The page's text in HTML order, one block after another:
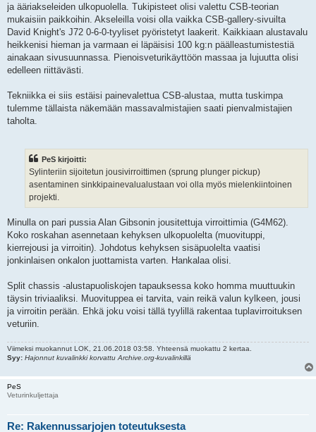
ja ääriakseleiden ulkopuolella. Tukipisteet olisi valettu CSB-teorian
mukaisiin paikkoihin. Akseleilla voisi olla vaikka CSB-gallery-sivuilta
David Knight's J72 0-6-0-tyyliset pyöristetyt laakerit. Kaikkiaan alustavalu
heikkenisi hieman ja varmaan ei läpäisisi 100 kg:n päälleastumistestiä
ainakaan sivusuunnassa. Pienoisveturikäyttöön massaa ja lujuutta olisi
edelleen riittävästi.
Tekniikka ei siis estäisi painevalettua CSB-alustaa, mutta tuskimpa
tulemme tällaista näkemään massavalmistajien saati pienvalmistajien
taholta.
PeS kirjoitti:
Sylinteriin sijoitetun jousivirroittimen (sprung plunger pickup)
asentaminen sinkkipainevalualustaan voi olla myös mielenkiintoinen
projekti.
Minulla on pari pussia Alan Gibsonin jousitettuja virroittimia (G4M62).
Koko roskahan asennetaan kehyksen ulkopuolelta (muovituppi,
kierrejousi ja virroitin). Johdotus kehyksen sisäpuolelta vaatisi
jonkinlaisen onkalon juottamista varten. Hankalaa olisi.
Split chassis -alustapuoliskojen tapauksessa koko homma muuttuukin
täysin triviaaliksi. Muovituppea ei tarvita, vain reikä valun kylkeen, jousi
ja virroitin perään. Ehkä joku voisi tällä tyylillä rakentaa tuplavirroituksen
veturiin.
Viimeksi muokannut LOK, 21.06.2018 03:58. Yhteensä muokattu 2 kertaa.
Syy: Hajonnut kuvalinkki korvattu Archive.org-kuvalinkillä
PeS
Veturinkuljettaja
Re: Rakennussarjojen toteutuksesta